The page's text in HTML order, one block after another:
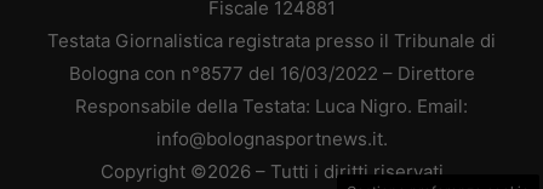
Fiscale 124881
Testata Giornalistica registrata presso il Tribunale di
Bologna con n°8577 del 16/03/2022 – Direttore
Responsabile della Testata: Luca Nigro. Email:
info@bolognasportnews.it.
Copyright ©2026 – Tutti i diritti riservati